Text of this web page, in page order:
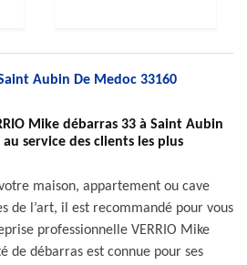
Aubin De Medoc 33160
Mike débarras 33 à Saint Aubin
au service des clients les plus
maison, appartement ou cave
de l’art, il est recommandé pour vous
professionnelle VERRIO Mike
de débarras est connue pour ses